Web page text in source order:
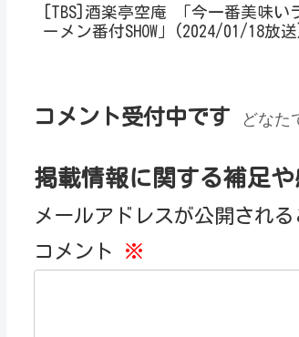
[TBS]酒楽亭空庵 「今一番美味い
ーメン番付SHOW」(2024/01/18放
コメント受付中です どなた
掲載情報に関する補足
メールアドレスが公開される
コメント
※